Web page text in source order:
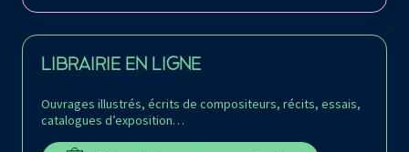
LIBRAIRIE EN LIGNE
Ouvrages illustrés, écrits de compositeurs, récits, essais,
catalogues d’exposition…